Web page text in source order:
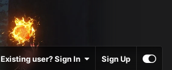
Existing user? Sign In Sign Up